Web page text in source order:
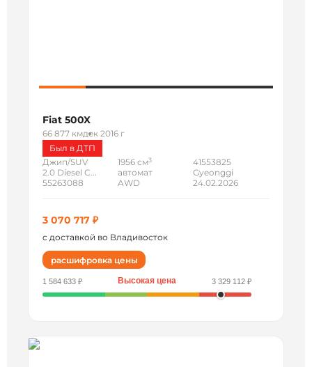
Fiat 500X
66 877 кмдек 2016 г
Был в ДТП
Джип/SUV
2.0 Diesel C...
55263088
1956 см3
автомат
AWD
41553825
Gyeonggi
24.02.2026
3 070 717 ₽
с доставкой во Владивосток
расшифровка цены
1 584 633 ₽ Высокая цена 3 329 112 ₽